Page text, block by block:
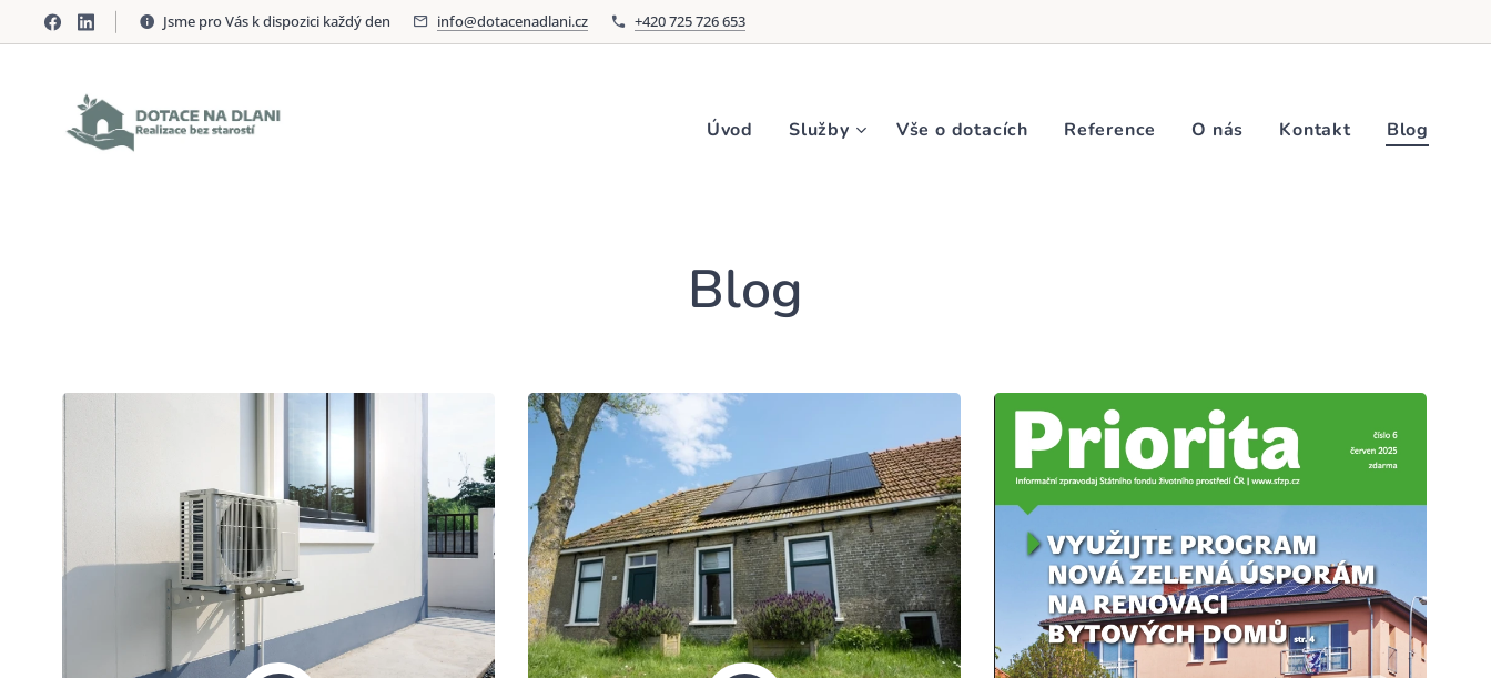
Jsme pro Vás k dispozici každý den info@dotacenadlani.cz +420 725 726 653
Úvod Služby Vše o dotacích Reference O nás Kontakt Blog
Blog